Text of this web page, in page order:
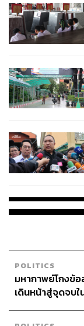
POLITICS
มหากาพย์โกงข้
เดินหน้าสู่จุดจบ